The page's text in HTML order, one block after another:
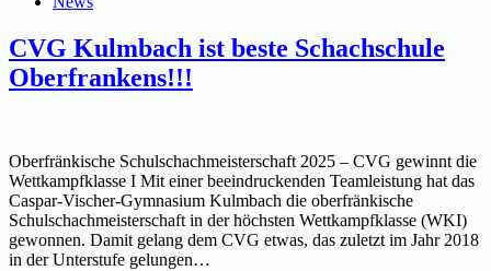
CVG Kulmbach ist beste Schachschule
Oberfrankens!!!
Oberfränkische Schulschachmeisterschaft 2025 – CVG gewinnt die
Wettkampfklasse I Mit einer beeindruckenden Teamleistung hat das
Caspar-Vischer-Gymnasium Kulmbach die oberfränkische
Schulschachmeisterschaft in der höchsten Wettkampfklasse (WKI)
gewonnen. Damit gelang dem CVG etwas, das zuletzt im Jahr 2018
in der Unterstufe gelungen…